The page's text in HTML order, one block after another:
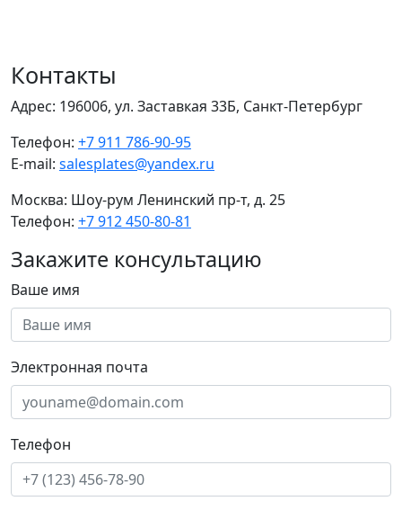
Контакты
Адрес: 196006, ул. Заставкая 33Б, Санкт-Петербург
Телефон: +7 911 786-90-95
E-mail: salesplates@yandex.ru
Москва: Шоу-рум Ленинский пр-т, д. 25
Телефон: +7 912 450-80-81
Закажите консультацию
Ваше имя
Электронная почта
Телефон